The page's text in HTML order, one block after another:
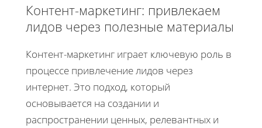
Контент-маркетинг: привлекаем
лидов через полезные материалы
Контент-маркетинг играет ключевую роль в
процессе привлечение лидов через
интернет. Это подход, который
основывается на создании и
распространении ценных, релевантных и